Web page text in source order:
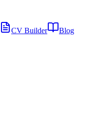
CV Builder Blog